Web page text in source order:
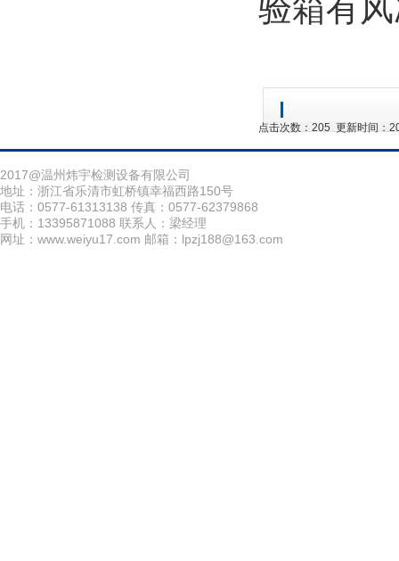
验箱有
点击次数： 205 更新时间：
2017@温州炜宇检测设备有限公司
地址：浙江省乐清市虹桥镇幸福西路150号
电话：0577-61313138 传真：0577-62379868
手机：13395871088 联系人：梁经理
网址：www.weiyu17.com 邮箱：lpzj188@163.com